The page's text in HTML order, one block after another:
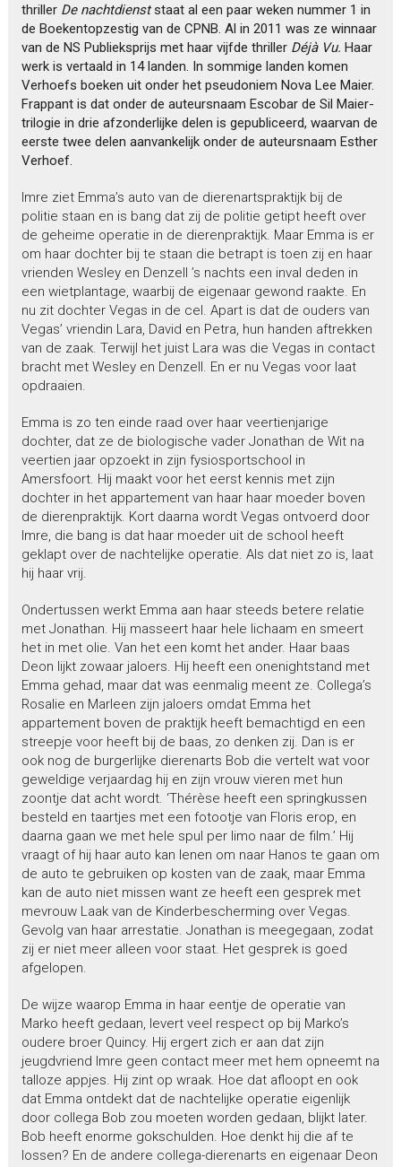
thriller De nachtdienststaat al een paar weken nummer 1 in
de Boekentopzestig van de CPNB. Al in 2011 was ze winnaar
van de NS Publieksprijs met haar vijfde thriller Déjà Vu. Haar
werk is vertaald in 14 landen. In sommige landen komen
Verhoefs boeken uit onder het pseudoniem Nova Lee Maier.
Frappant is dat onder de auteursnaam Escobar de Sil Maier-
trilogie in drie afzonderlijke delen is gepubliceerd, waarvan de
eerste twee delen aanvankelijk onder de auteursnaam Esther
Verhoef.
Imre ziet Emma’s auto van de dierenartspraktijk bij de
politie staan en is bang dat zij de politie getipt heeft over
de geheime operatie in de dierenpraktijk. Maar Emma is er
om haar dochter bij te staan die betrapt is toen zij en haar
vrienden Wesley en Denzell ’s nachts een inval deden in
een wietplantage, waarbij de eigenaar gewond raakte. En
nu zit dochter Vegas in de cel. Apart is dat de ouders van
Vegas’ vriendin Lara, David en Petra, hun handen aftrekken
van de zaak. Terwijl het juist Lara was die Vegas in contact
bracht met Wesley en Denzell. En er nu Vegas voor laat
opdraaien.
Emma is zo ten einde raad over haar veertienjarige
dochter, dat ze de biologische vader Jonathan de Wit na
veertien jaar opzoekt in zijn fysiosportschool in
Amersfoort. Hij maakt voor het eerst kennis met zijn
dochter in het appartement van haar haar moeder boven
de dierenpraktijk. Kort daarna wordt Vegas ontvoerd door
Imre, die bang is dat haar moeder uit de school heeft
geklapt over de nachtelijke operatie. Als dat niet zo is, laat
hij haar vrij.
Ondertussen werkt Emma aan haar steeds betere relatie
met Jonathan. Hij masseert haar hele lichaam en smeert
het in met olie. Van het een komt het ander. Haar baas
Deon lijkt zowaar jaloers. Hij heeft een onenightstand met
Emma gehad, maar dat was eenmalig meent ze. Collega’s
Rosalie en Marleen zijn jaloers omdat Emma het
appartement boven de praktijk heeft bemachtigd en een
streepje voor heeft bij de baas, zo denken zij. Dan is er
ook nog de burgerlijke dierenarts Bob die vertelt wat voor
geweldige verjaardag hij en zijn vrouw vieren met hun
zoontje dat acht wordt. ‘Thérèse heeft een springkussen
besteld en taartjes met een fotootje van Floris erop, en
daarna gaan we met hele spul per limo naar de film.’ Hij
vraagt of hij haar auto kan lenen om naar Hanos te gaan om
de auto te gebruiken op kosten van de zaak, maar Emma
kan de auto niet missen want ze heeft een gesprek met
mevrouw Laak van de Kinderbescherming over Vegas.
Gevolg van haar arrestatie. Jonathan is meegegaan, zodat
zij er niet meer alleen voor staat. Het gesprek is goed
afgelopen.
De wijze waarop Emma in haar eentje de operatie van
Marko heeft gedaan, levert veel respect op bij Marko’s
oudere broer Quincy. Hij ergert zich er aan dat zijn
jeugdvriend Imre geen contact meer met hem opneemt na
talloze appjes. Hij zint op wraak. Hoe dat afloopt en ook
dat Emma ontdekt dat de nachtelijke operatie eigenlijk
door collega Bob zou moeten worden gedaan, blijkt later.
Bob heeft enorme gokschulden. Hoe denkt hij die af te
lossen? En de andere collega-dierenarts en eigenaar Deon